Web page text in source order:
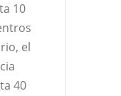
10
el
40